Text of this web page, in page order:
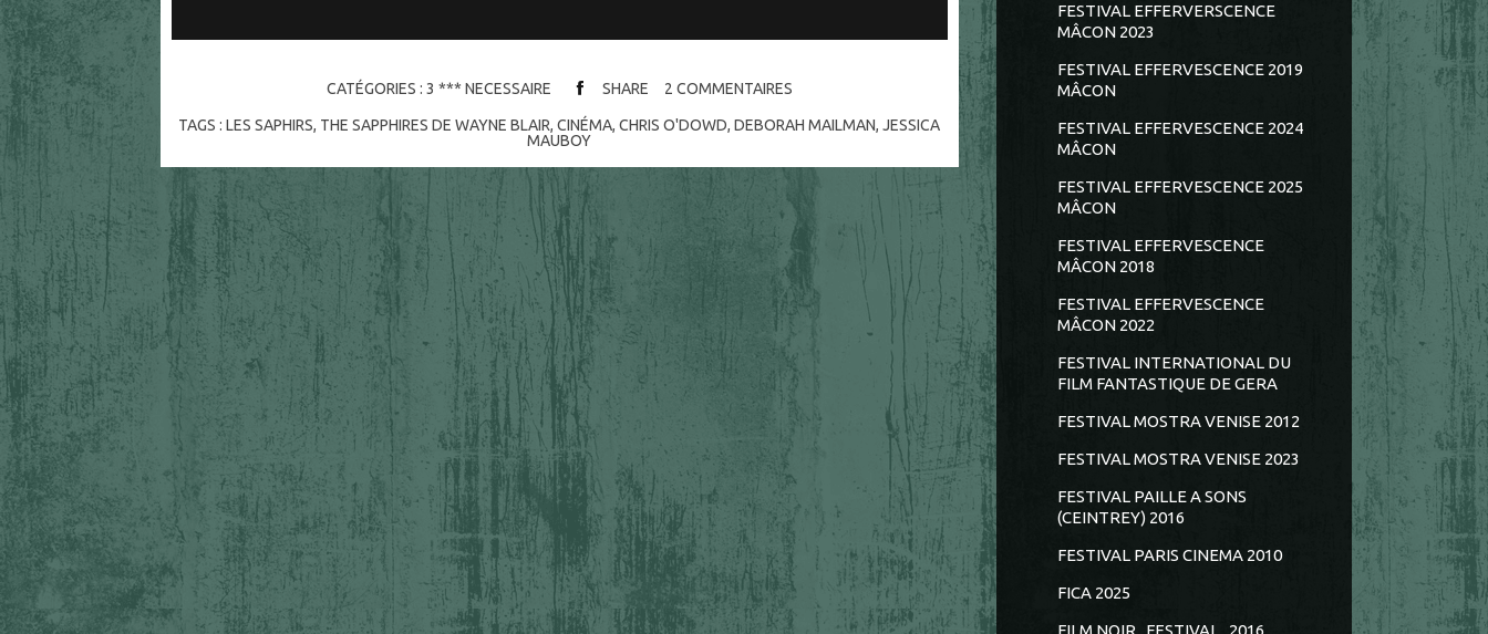
CATÉGORIES : 3 *** NECESSAIRE SHARE 2 COMMENTAIRES
TAGS :LES SAPHIRS, THE SAPPHIRES DE WAYNE BLAIR,CINÉMA,CHRIS O'DOWD,DEBORAH MAILMAN,JESSICA
MAUBOY
FESTIVAL EFFERVERSCENCE
MÂCON 2023
FESTIVAL EFFERVESCENCE 2019
MÂCON
FESTIVAL EFFERVESCENCE 2024
MÂCON
FESTIVAL EFFERVESCENCE 2025
MÂCON
FESTIVAL EFFERVESCENCE
MÂCON 2018
FESTIVAL EFFERVESCENCE
MÂCON 2022
FESTIVAL INTERNATIONAL DU
FILM FANTASTIQUE DE GERA
FESTIVAL MOSTRA VENISE 2012
FESTIVAL MOSTRA VENISE 2023
FESTIVAL PAILLE A SONS
(CEINTREY) 2016
FESTIVAL PARIS CINEMA 2010
FICA 2025